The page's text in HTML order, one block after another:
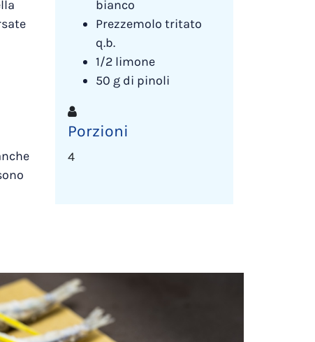
bianco
Prezzemolo tritato
q.b.
1/2 limone
50 g di pinoli
Porzioni
4